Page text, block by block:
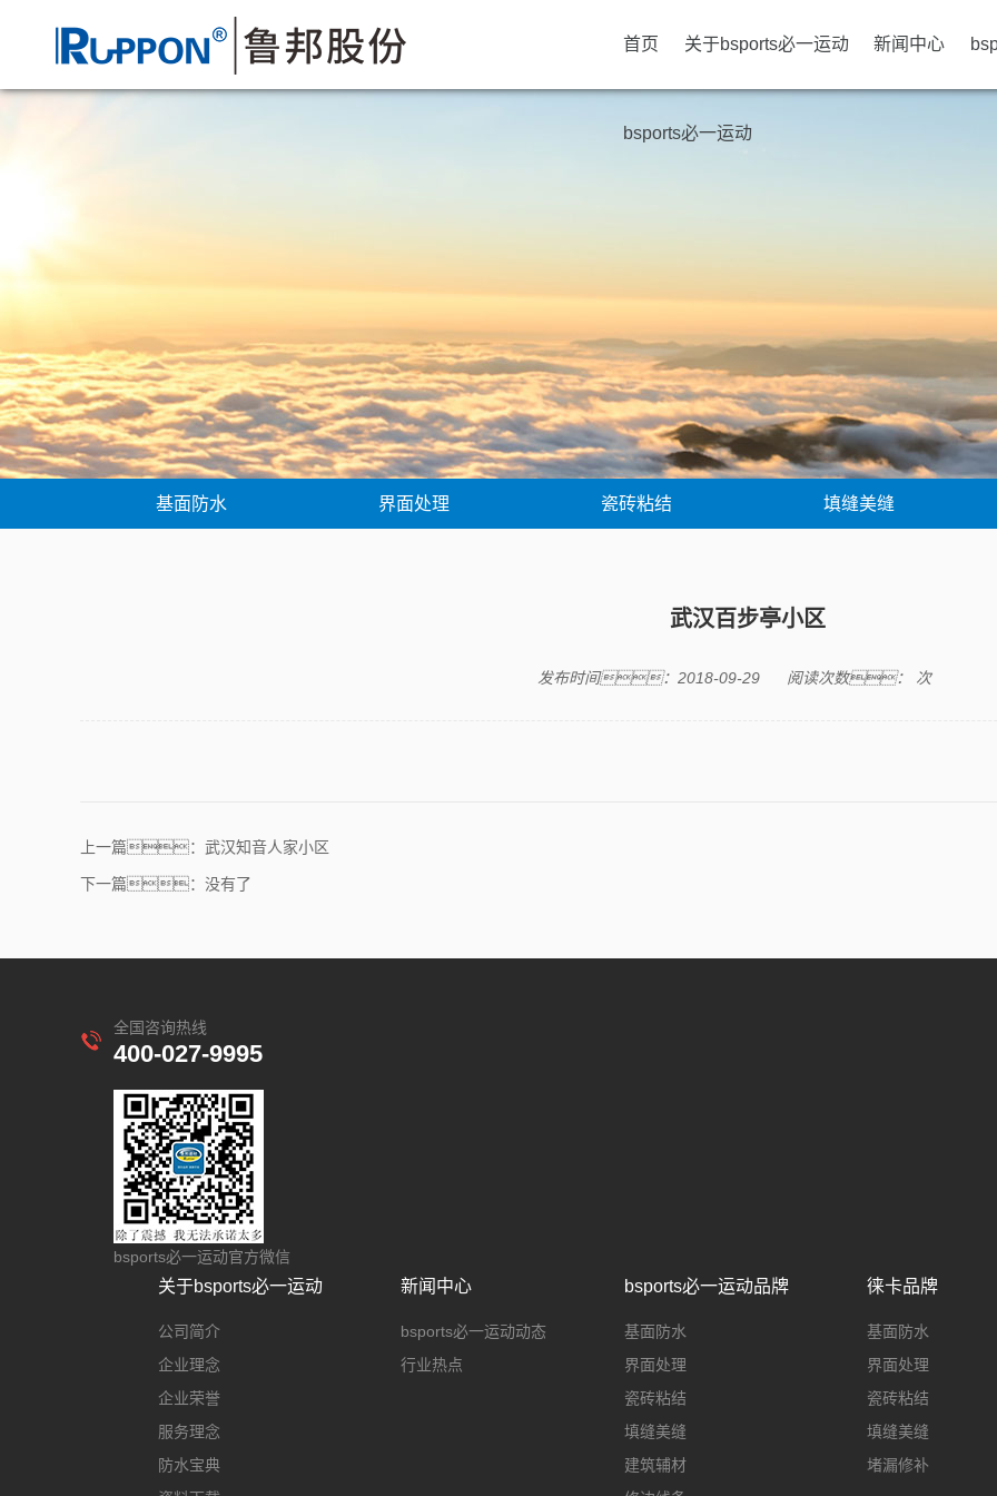
首页 关于bsports必一运动 新闻中心
bsports必一运动
基面防水 界面处理 瓷砖粘结 填缝美缝
武汉百步亭小区
发布时间：2018-09-29 阅读次数： 次
上一篇：武汉知音人家小区
下一篇：没有了
全国咨询热线
400-027-9995
bsports必一运动官方微信
关于bsports必一运动
公司简介
企业理念
企业荣誉
服务理念
防水宝典
新闻中心
bsports必一运动动态
行业热点
bsports必一运动品牌
基面防水
界面处理
瓷砖粘结
填缝美缝
建筑辅材
徕卡品牌
基面防水
界面处理
瓷砖粘结
填缝美缝
堵漏修补